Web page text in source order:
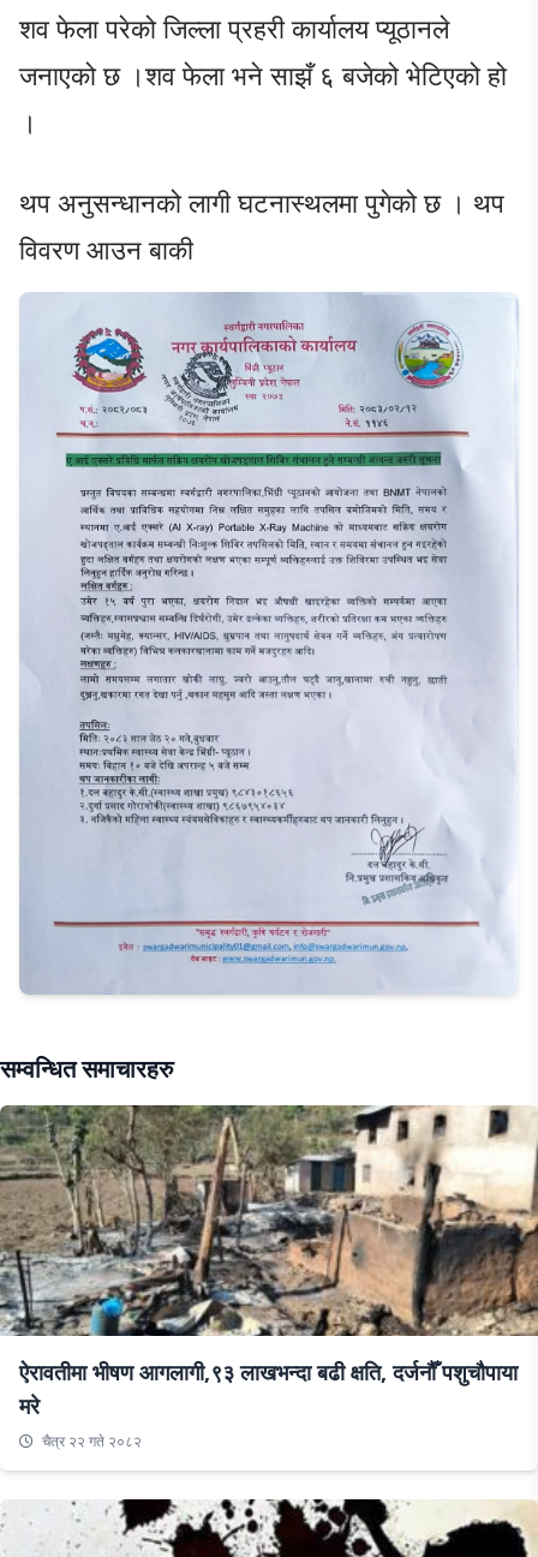
शव फेला परेको जिल्ला प्रहरी कार्यालय प्यूठानले
जनाएको छ ।शव फेला भने साझँ ६ बजेको भेटिएको हो
।
थप अनुसन्धानको लागी घटनास्थलमा पुगेको छ । थप
विवरण आउन बाकी
सम्वन्धित समाचारहरु
ऐरावतीमा भीषण आगलागी,९३ लाखभन्दा बढी क्षति, दर्जनौँ पशुचौपाया
मरे
चैत्र २२ गते २०८२